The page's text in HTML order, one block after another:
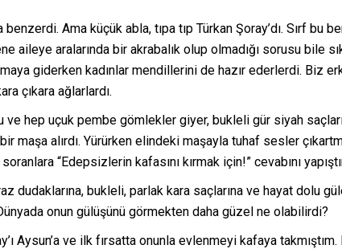
Ama küçük abla, tıpa tıp Türkan Şoray’dı. Sırf bu
aileye aralarında bir akrabalık olup olmadığı sorusu bile
giderken kadınlar mendillerini de hazır ederlerdi. Biz
çıkara ağlarlardı.
ve hep uçuk pembe gömlekler giyer, bukleli gür siyah
alırdı. Yürürken elindeki maşayla tuhaf sesler
“Edepsizlerin kafasını kırmak için!” cevabını
dudaklarına, bukleli, parlak kara saçlarına ve hayat dolu
onun gülüşünü görmekten daha güzel ne olabilirdi?
Aysun’a ve ilk fırsatta onunla evlenmeyi kafaya